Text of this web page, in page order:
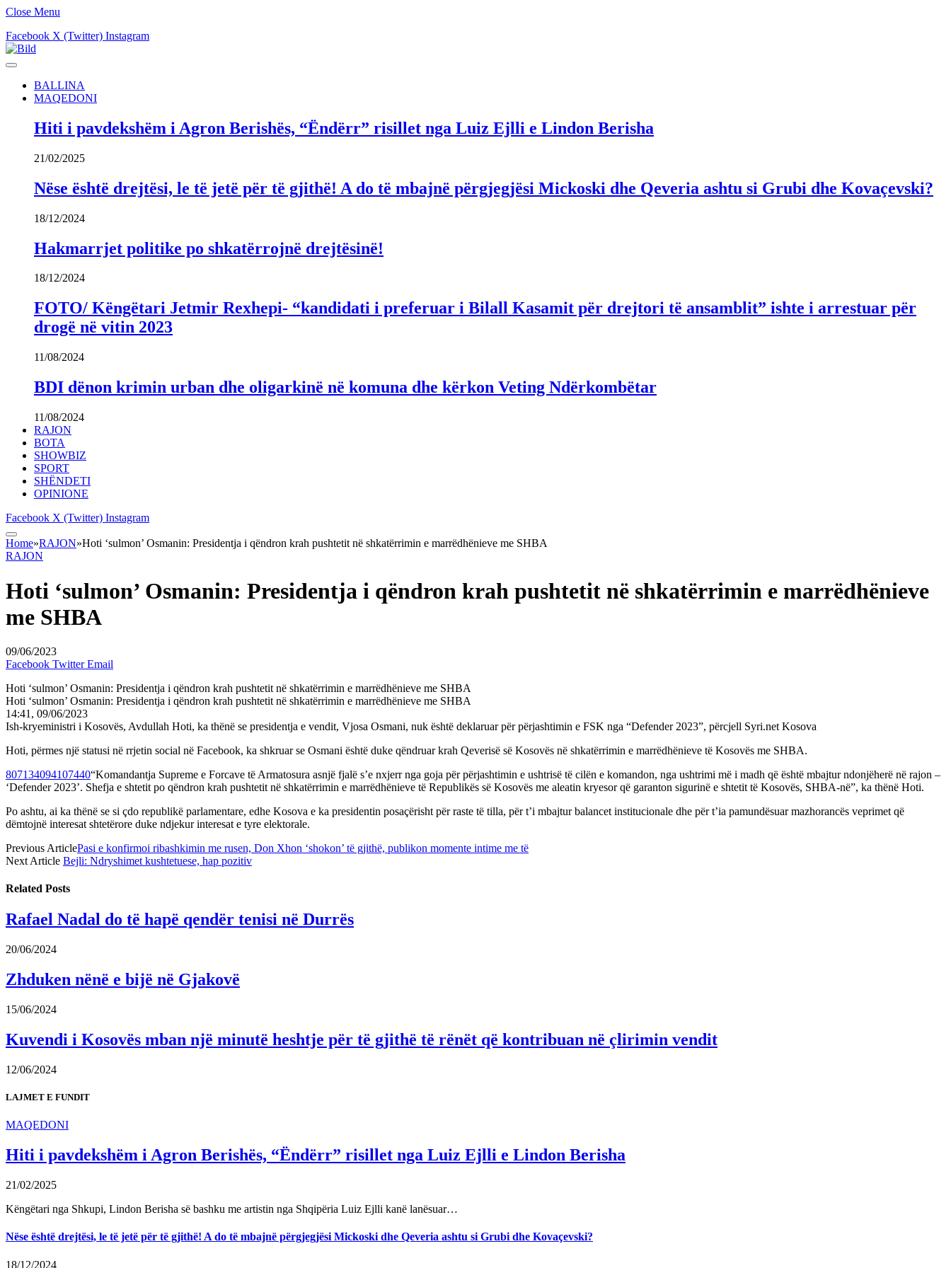
Close Menu
Facebook X (Twitter) Instagram
BALLINA
MAQEDONI
Hiti i pavdekshëm i Agron Berishës, “Ëndërr” risillet nga Luiz Ejlli e Lindon Berisha
21/02/2025
Nëse është drejtësi, le të jetë për të gjithë! A do të mbajnë përgjegjësi Mickoski dhe Qeveria ashtu si Grubi dhe Kovaçevski?
18/12/2024
Hakmarrjet politike po shkatërrojnë drejtësinë!
18/12/2024
FOTO/ Këngëtari Jetmir Rexhepi- “kandidati i preferuar i Bilall Kasamit për drejtori të ansamblit” ishte i arrestuar për
drogë në vitin 2023
11/08/2024
BDI dënon krimin urban dhe oligarkinë në komuna dhe kërkon Veting Ndërkombëtar
11/08/2024
RAJON
BOTA
SHOWBIZ
SPORT
SHËNDETI
OPINIONE
Facebook X (Twitter) Instagram
Home»RAJON»Hoti ‘sulmon’ Osmanin: Presidentja i qëndron krah pushtetit në shkatërrimin e marrëdhënieve me SHBA
RAJON
Hoti ‘sulmon’ Osmanin: Presidentja i qëndron krah pushtetit në shkatërrimin e marrëdhënieve
me SHBA
09/06/2023
Facebook Twitter Email
Hoti ‘sulmon’ Osmanin: Presidentja i qëndron krah pushtetit në shkatërrimin e marrëdhënieve me SHBA
Hoti ‘sulmon’ Osmanin: Presidentja i qëndron krah pushtetit në shkatërrimin e marrëdhënieve me SHBA
14:41, 09/06/2023
Ish-kryeministri i Kosovës, Avdullah Hoti, ka thënë se presidentja e vendit, Vjosa Osmani, nuk është deklaruar për përjashtimin e FSK nga “Defender 2023”, përcjell Syri.net Kosova
Hoti, përmes një statusi në rrjetin social në Facebook, ka shkruar se Osmani është duke qëndruar krah Qeverisë së Kosovës në shkatërrimin e marrëdhënieve të Kosovës me SHBA.
807134094107440“Komandantja Supreme e Forcave të Armatosura asnjë fjalë s’e nxjerr nga goja për përjashtimin e ushtrisë të cilën e komandon, nga ushtrimi më i madh që është mbajtur ndonjëherë në rajon –
‘Defender 2023’. Shefja e shtetit po qëndron krah pushtetit në shkatërrimin e marrëdhënieve të Republikës së Kosovës me aleatin kryesor që garanton sigurinë e shtetit të Kosovës, SHBA-në”, ka thënë Hoti.
Po ashtu, ai ka thënë se si çdo republikë parlamentare, edhe Kosova e ka presidentin posaçërisht për raste të tilla, për t’i mbajtur balancet institucionale dhe për t’ia pamundësuar mazhorancës veprimet që
dëmtojnë interesat shtetërore duke ndjekur interesat e tyre elektorale.
Previous ArticlePasi e konfirmoi ribashkimin me rusen, Don Xhon ‘shokon’ të gjithë, publikon momente intime me të
Next Article Bejli: Ndryshimet kushtetuese, hap pozitiv
Related Posts
Rafael Nadal do të hapë qendër tenisi në Durrës
20/06/2024
Zhduken nënë e bijë në Gjakovë
15/06/2024
Kuvendi i Kosovës mban një minutë heshtje për të gjithë të rënët që kontribuan në çlirimin vendit
12/06/2024
LAJMET E FUNDIT
MAQEDONI
Hiti i pavdekshëm i Agron Berishës, “Ëndërr” risillet nga Luiz Ejlli e Lindon Berisha
21/02/2025
Këngëtari nga Shkupi, Lindon Berisha së bashku me artistin nga Shqipëria Luiz Ejlli kanë lanësuar…
Nëse është drejtësi, le të jetë për të gjithë! A do të mbajnë përgjegjësi Mickoski dhe Qeveria ashtu si Grubi dhe Kovaçevski?
18/12/2024